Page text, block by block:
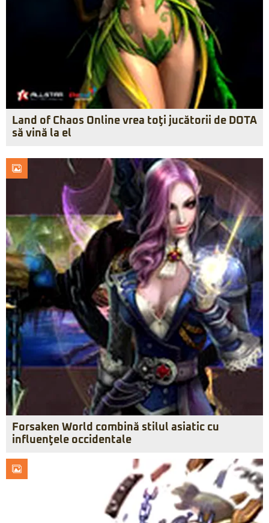
Land of Chaos Online vrea toţi jucătorii de DOTA
să vină la el
Forsaken World combină stilul asiatic cu
influenţele occidentale